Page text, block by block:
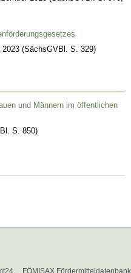
(SächsGVBl. S. 329)
und Männern im öffentlichen
S. 850)
FÖMISAX Fördermitteldatenbank